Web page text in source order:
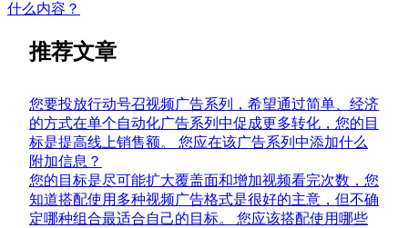
什么内容？
推荐文章
您要投放行动号召视频广告系列，希望通过简单、经济
的方式在单个自动化广告系列中促成更多转化，您的目
标是提高线上销售额。 您应在该广告系列中添加什么
附加信息？
您的目标是尽可能扩大覆盖面和增加视频看完次数，您
知道搭配使用多种视频广告格式是很好的主意，但不确
定哪种组合最适合自己的目标。 您应该搭配使用哪些